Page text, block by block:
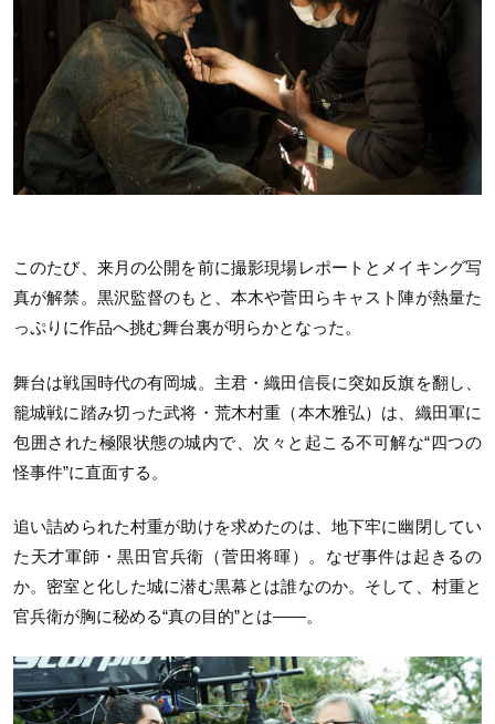
このたび、来月の公開を前に撮影現場レポートとメイキング写
真が解禁。黒沢監督のもと、本木や菅田らキャスト陣が熱量た
っぷりに作品へ挑む舞台裏が明らかとなった。
舞台は戦国時代の有岡城。主君・織田信長に突如反旗を翻し、
籠城戦に踏み切った武将・荒木村重（本木雅弘）は、織田軍に
包囲された極限状態の城内で、次々と起こる不可解な“四つの
怪事件”に直面する。
追い詰められた村重が助けを求めたのは、地下牢に幽閉してい
た天才軍師・黒田官兵衛（菅田将暉）。なぜ事件は起きるの
か。密室と化した城に潜む黒幕とは誰なのか。そして、村重と
官兵衛が胸に秘める“真の目的”とは――。